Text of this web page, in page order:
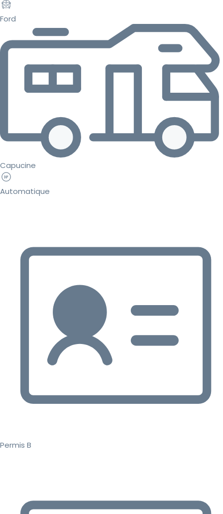
Ford
Capucine
Automatique
Permis B